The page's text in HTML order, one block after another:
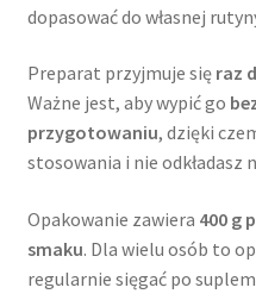
dopasować do własnej
Preparat przyjmuje się raz
Ważne jest, aby wypić go
przygotowaniu, dzięki
stosowania i nie odkładasz
Opakowanie zawiera 400 g
smaku. Dla wielu osób to
regularnie sięgać po